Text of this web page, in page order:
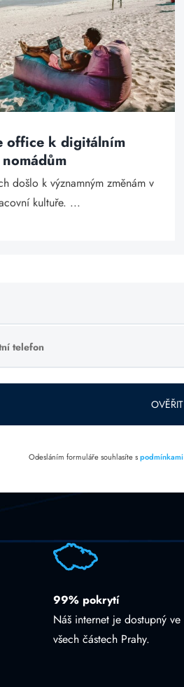
office k digitálním
nomádům
došlo k významným změnám v
kultuře. ...
telefon
OVĚŘIT
Odesláním formuláře souhlasíte spodmínkami
99% pokrytí
Náš internet je dostupný ve
všech částech Prahy.